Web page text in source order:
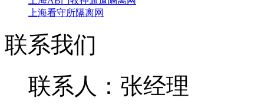
上海看守所隔离网
联系我们
联系人：张经理